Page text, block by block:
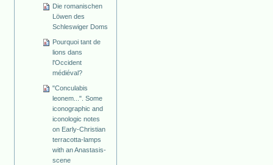
Die romanischen
Löwen des
Schleswiger Doms
Pourquoi tant de
lions dans
l'Occident
médiéval?
"Conculabis
leonem...". Some
iconographic and
iconologic notes
on Early-Christian
terracotta-lamps
with an Anastasis-
scene